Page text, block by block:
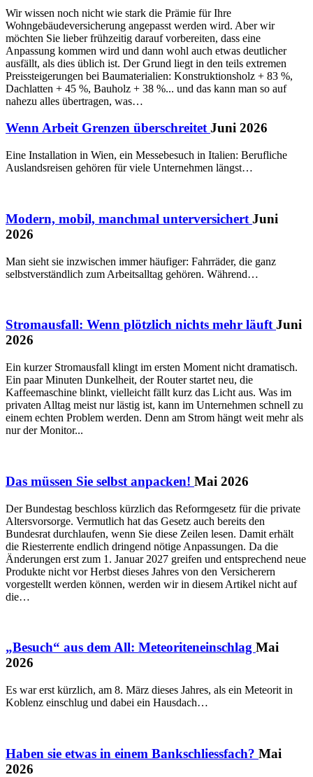
Wir wissen noch nicht wie stark die Prämie für Ihre
Wohngebäudeversicherung angepasst werden wird. Aber wir
möchten Sie lieber frühzeitig darauf vorbereiten, dass eine
Anpassung kommen wird und dann wohl auch etwas deutlicher
ausfällt, als dies üblich ist. Der Grund liegt in den teils extremen
Preissteigerungen bei Baumaterialien: Konstruktionsholz + 83 %,
Dachlatten + 45 %, Bauholz + 38 %... und das kann man so auf
nahezu alles übertragen, was…
Wenn Arbeit Grenzen überschreitetJuni 2026
Eine Installation in Wien, ein Messebesuch in Italien: Berufliche
Auslandsreisen gehören für viele Unternehmen längst…
Modern, mobil, manchmal unterversichert Juni
2026
Man sieht sie inzwischen immer häufiger: Fahrräder, die ganz
selbstverständlich zum Arbeitsalltag gehören. Während…
Stromausfall: Wenn plötzlich nichts mehr läuftJuni
2026
Ein kurzer Stromausfall klingt im ersten Moment nicht dramatisch.
Ein paar Minuten Dunkelheit, der Router startet neu, die
Kaffeemaschine blinkt, vielleicht fällt kurz das Licht aus. Was im
privaten Alltag meist nur lästig ist, kann im Unternehmen schnell zu
einem echten Problem werden. Denn am Strom hängt weit mehr als
nur der Monitor...
Das müssen Sie selbst anpacken! Mai 2026
Der Bundestag beschloss kürzlich das Reformgesetz für die private
Altersvorsorge. Vermutlich hat das Gesetz auch bereits den
Bundesrat durchlaufen, wenn Sie diese Zeilen lesen. Damit erhält
die Riesterrente endlich dringend nötige Anpassungen. Da die
Änderungen erst zum 1. Januar 2027 greifen und entsprechend neue
Produkte nicht vor Herbst dieses Jahres von den Versicherern
vorgestellt werden können, werden wir in diesem Artikel nicht auf
die…
„Besuch“ aus dem All: Meteoriteneinschlag Mai
2026
Es war erst kürzlich, am 8. März dieses Jahres, als ein Meteorit in
Koblenz einschlug und dabei ein Hausdach…
Haben sie etwas in einem Bankschliessfach? Mai
2026